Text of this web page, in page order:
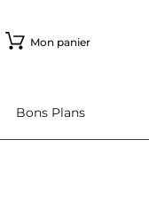
Mon panier
Bons Plans